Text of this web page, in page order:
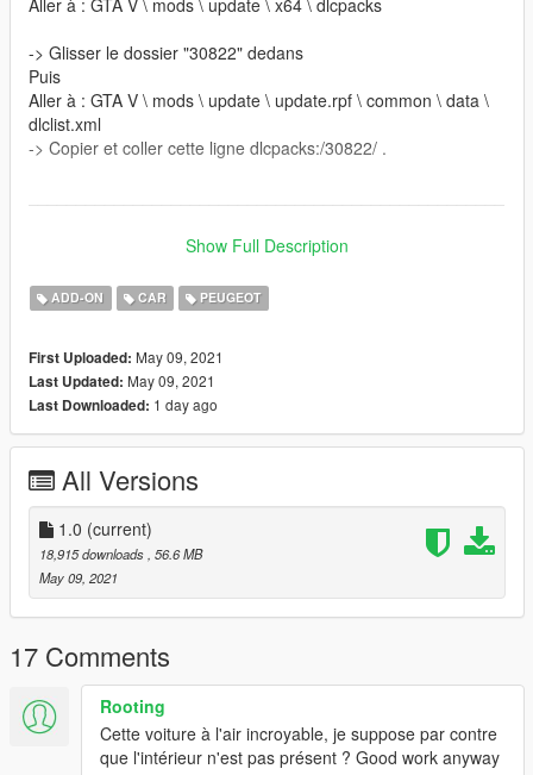
-> Glisser le dossier "30822" dedans
Puis
Aller à : GTA V \ mods \ update \ update.rpf \ common \ data \
dlclist.xml
-> Copier et coller cette ligne dlcpacks:/30822/ .
SIGNALEMENT ET D'UNE SUPPRESSION !
______
Utilisation sur serveur FiveM autorisé.
__________________________________________________
Fonctionnalités
Rétroviseurs fonctionnels
Portes qui s'ouvrent
Vitres cassables
Modèle réaliste
Bugs :
Volant non fonctionnel
Intérieur basique
Crédits
Show Full Description
ADD-ON CAR PEUGEOT
First Uploaded: May 09, 2021
Last Updated: May 09, 2021
Last Downloaded: 1 day ago
All Versions
1.0 (current)
18,915 downloads , 56.6 MB
May 09, 2021
17 Comments
Rooting
Cette voiture à l'air incroyable, je suppose par contre
que l'intérieur n'est pas présent ? Good work anyway